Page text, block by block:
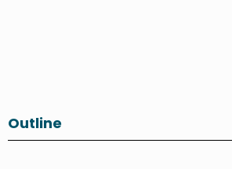
Outline